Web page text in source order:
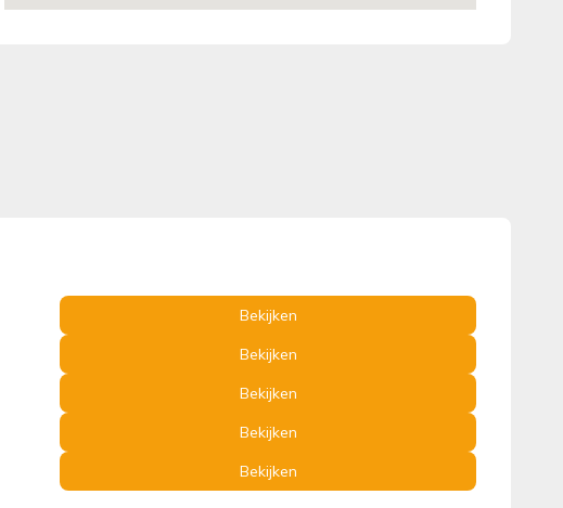
Bekijken
Bekijken
Bekijken
Bekijken
Bekijken